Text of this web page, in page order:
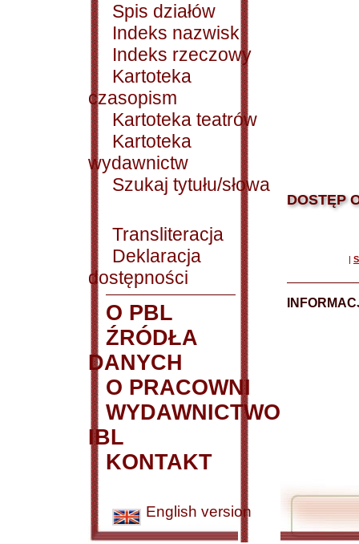
Spis działów
Indeks nazwisk
Indeks rzeczowy
Kartoteka
czasopism
Kartoteka teatrów
Kartoteka
wydawnictw
Szukaj tytułu/słowa
Transliteracja
Deklaracja
dostępności
O PBL
ŹRÓDŁA
DANYCH
O PRACOWNI
WYDAWNICTWO
IBL
KONTAKT
English version
DOSTĘP
|